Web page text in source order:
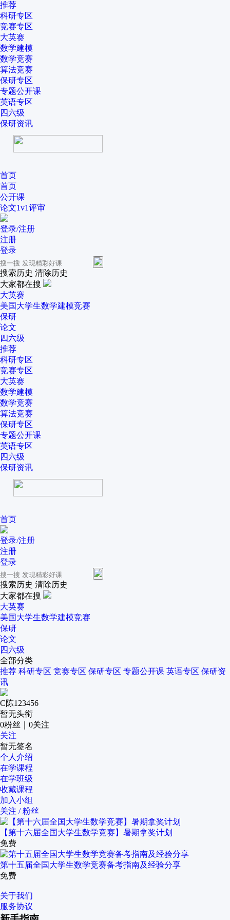
推荐
科研专区
竞赛专区
大英赛
数学建模
数学竞赛
算法竞赛
保研专区
专题公开课
英语专区
四六级
保研资讯
首页
首页
公开课
论文1v1评审
登录/注册
注册
登录
搜索历史 清除历史
大家都在搜
大英赛
美国大学生数学建模竞赛
保研
论文
四六级
推荐
科研专区
竞赛专区
大英赛
数学建模
数学竞赛
算法竞赛
保研专区
专题公开课
英语专区
四六级
保研资讯
首页
登录/注册
注册
登录
搜索历史 清除历史
大家都在搜
大英赛
美国大学生数学建模竞赛
保研
论文
四六级
全部分类
推荐 科研专区 竞赛专区 保研专区 专题公开课 英语专区 保研资
讯
C陈123456
暂无头衔
0粉丝 0关注
关注
暂无签名
个人介绍
在学课程
在学班级
收藏课程
加入小组
关注 / 粉丝
【第十六届全国大学生数学竞赛】暑期拿奖计划
免费
第十五届全国大学生数学竞赛备考指南及经验分享
免费
关于我们
服务协议